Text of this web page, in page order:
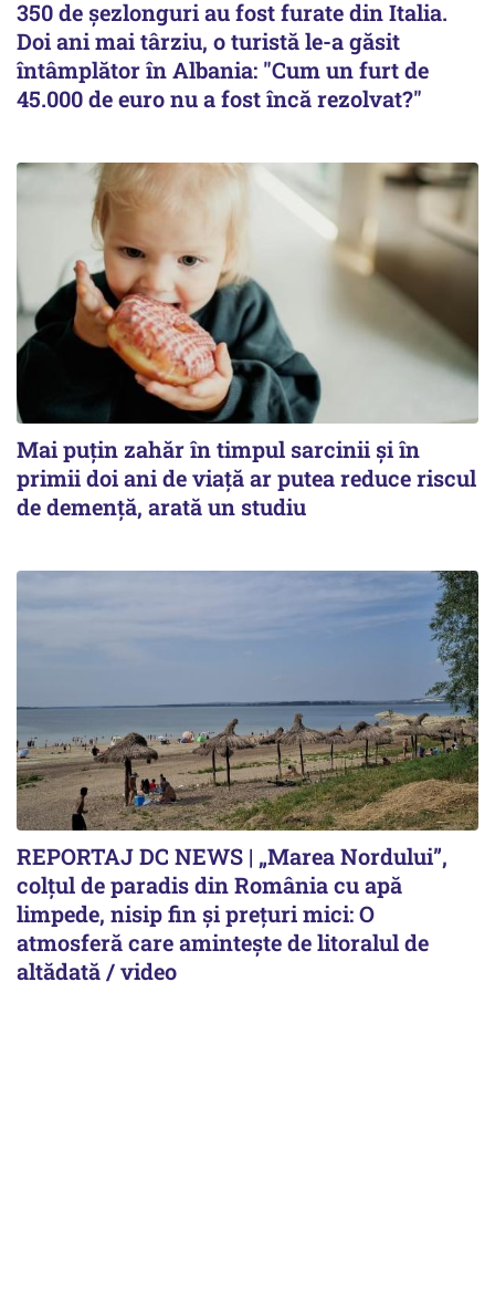
350 de șezlonguri au fost furate din Italia.
Doi ani mai târziu, o turistă le-a găsit
întâmplător în Albania: "Cum un furt de
45.000 de euro nu a fost încă rezolvat?"
Mai puțin zahăr în timpul sarcinii și în
primii doi ani de viață ar putea reduce riscul
de demență, arată un studiu
REPORTAJ DC NEWS | „Marea Nordului”,
colțul de paradis din România cu apă
limpede, nisip fin și prețuri mici: O
atmosferă care amintește de litoralul de
altădată / video